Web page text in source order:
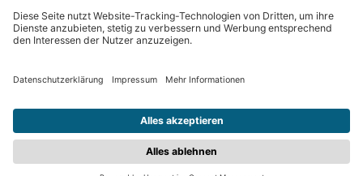
Impressum
AGBs
Ein Projekt von EnableMe & myAbility|Entwickelt durch
| Bei Nutzung dieser Seite stimmen Sie den